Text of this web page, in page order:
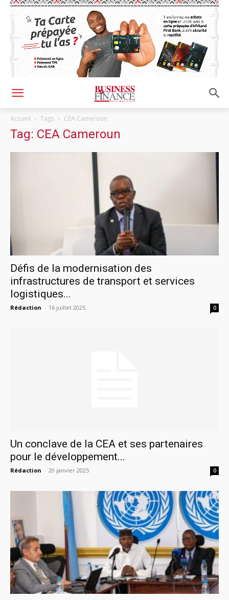
Accueil Tags CEA Cameroun
Tag: CEA Cameroun
Défis de la modernisation des
infrastructures de transport et services
logistiques...
Rédaction - 16 juillet 2025 0
Un conclave de la CEA et ses partenaires
pour le développement...
Rédaction - 20 janvier 2025 0